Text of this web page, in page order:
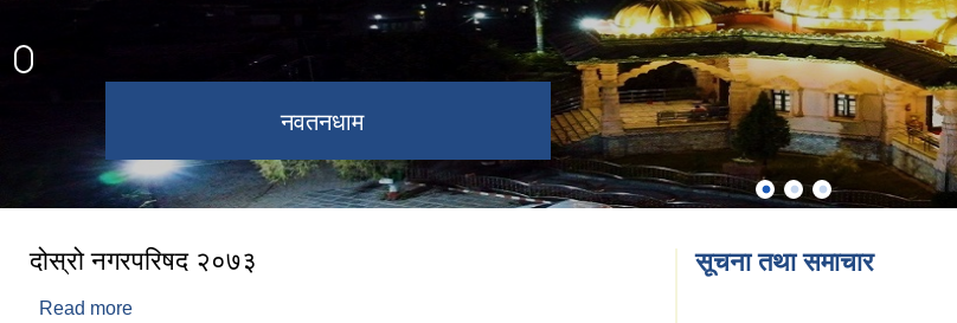
नवतनधाम
कागेश्वरी महादेव मन्दिर
दोस्रो नगरपरिषद २०७३
Read more
सूचना तथा समाचार